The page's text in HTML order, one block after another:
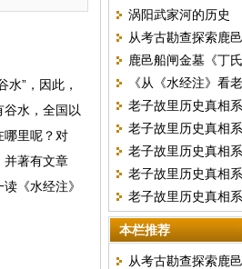
”，因此，
水，全国以
里呢？对
并著有文章
《水经注》
敦妙善
涡阳武家河的历史
从考古勘查探索鹿
期概况
鹿邑船闸金墓《丁
改道
《从《水经注》看
老子故里历史真相
注》看老子故里(9)
老子故里历史真相
注》看老子故里(8)
老子故里历史真相
注》看老子故里(7)
老子故里历史真相
注》看老子故里(6)
老子故里历史真相
注》看老子故里(5)
本栏推荐
从考古勘查探索鹿